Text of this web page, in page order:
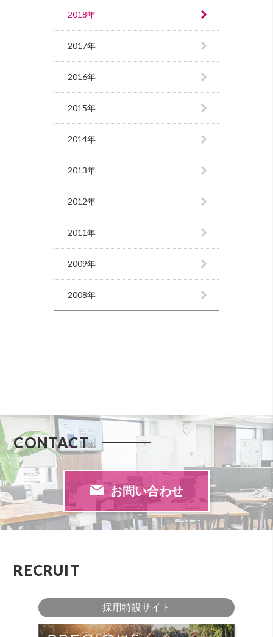
2018年
2017年
2016年
2015年
2014年
2013年
2012年
2011年
2009年
2008年
CONTACT
お問い合わせ
RECRUIT
採用特設サイト